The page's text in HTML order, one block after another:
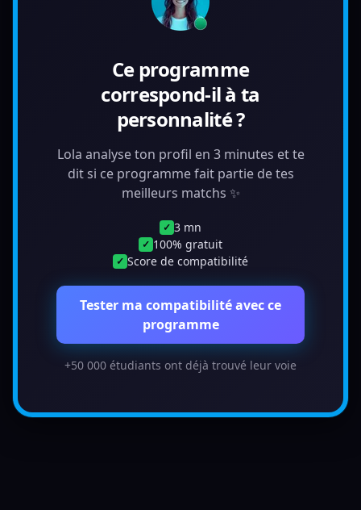
Ce programme
correspond-il à ta
personnalité ?
Lola analyse ton profil en 3 minutes et te
dit si ce programme fait partie de tes
meilleurs matchs ✨
✓ 3 mn
✓ 100% gratuit
✓ Score de compatibilité
Tester ma compatibilité avec ce
programme
+50 000 étudiants ont déjà trouvé leur voie